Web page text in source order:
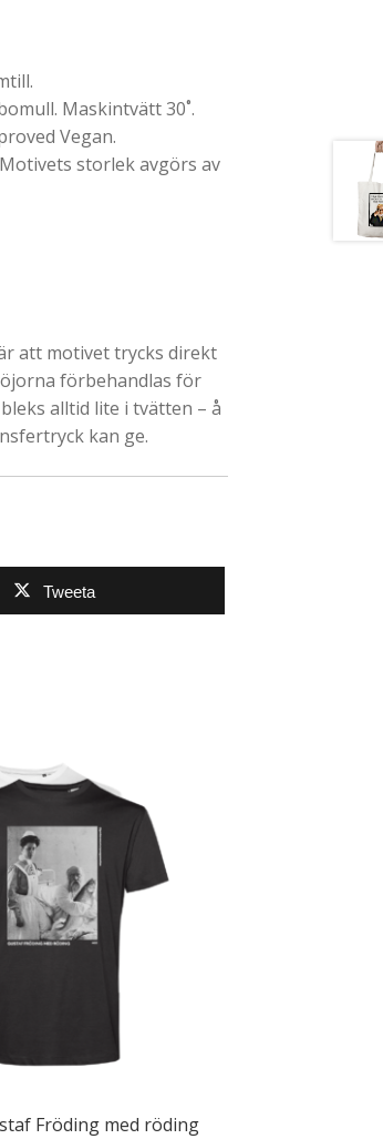
Maskintvätt 30˚.
Vegan.
Motivets storlek avgörs av
att motivet trycks direkt
förbehandlas för
alltid lite i tvätten – å
kan ge.
Tweeta
Fröding med röding